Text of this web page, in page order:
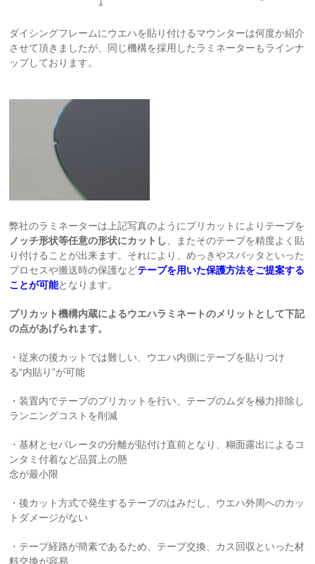
ダイシングフレームにウエハを貼り付けるマウンターは何度か紹介
させて頂きましたが、同じ機構を採用したラミネーターもラインナ
ップしております。
弊社のラミネーターは上記写真のようにプリカットによりテープを
ノッチ形状等任意の形状にカットし 、またそのテープを精度よく貼
り付けることが出来ます。それにより、めっきやスパッタといった
プロセスや搬送時の保護などテープを用いた保護方法をご提案する
ことが可能となります。
プリカット機構内蔵によるウエハラミネートのメリットとして下記
の点があげられます。
・従来の後カットでは難しい、ウエハ内側にテープを貼りつけ
る“内貼り”が可能
・装置内でテープのプリカットを行い、テープのムダを極力排除し
ランニングコストを削減
・基材とセパレータの分離が貼付け直前となり、糊面露出によるコ
ンタミ付着など品質上の懸
念が最小限
・後カット方式で発生するテープのはみだし、ウエハ外周へのカッ
トダメージがない
・テープ経路が簡素であるため、テープ交換、カス回収といった材
料交換が容易